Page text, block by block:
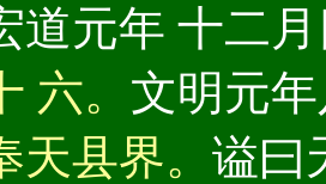
道元年 十二
六。 文明元
天县界。 谥曰